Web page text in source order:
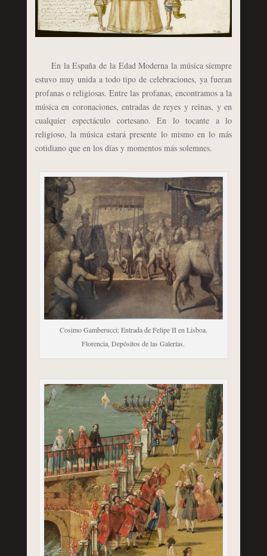
En la España de la Edad Moderna la música siempre
estuvo muy unida a todo tipo de celebraciones, ya fueran
profanas o religiosas. Entre las profanas, encontramos a la
música en coronaciones, entradas de reyes y reinas, y en
cualquier espectáculo cortesano. En lo tocante a lo
religioso, la música estará presente lo mismo en lo más
cotidiano que en los días y momentos más solemnes.
Cosimo Gamberucci: Entrada de Felipe II en Lisboa.
Florencia, Depósitos de las Galerías.